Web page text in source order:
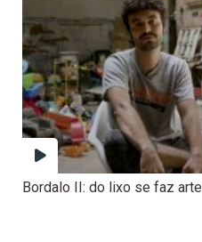
Bordalo II: do lixo se faz arte